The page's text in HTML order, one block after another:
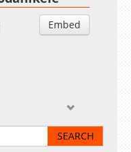
Embed